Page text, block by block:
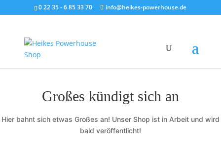
0 22 35 - 6 85 33 70 info@heikes-powerhouse.de
Großes kündigt sich an
Hier bahnt sich etwas Großes an! Unser Shop ist in Arbeit und wird
bald veröffentlicht!